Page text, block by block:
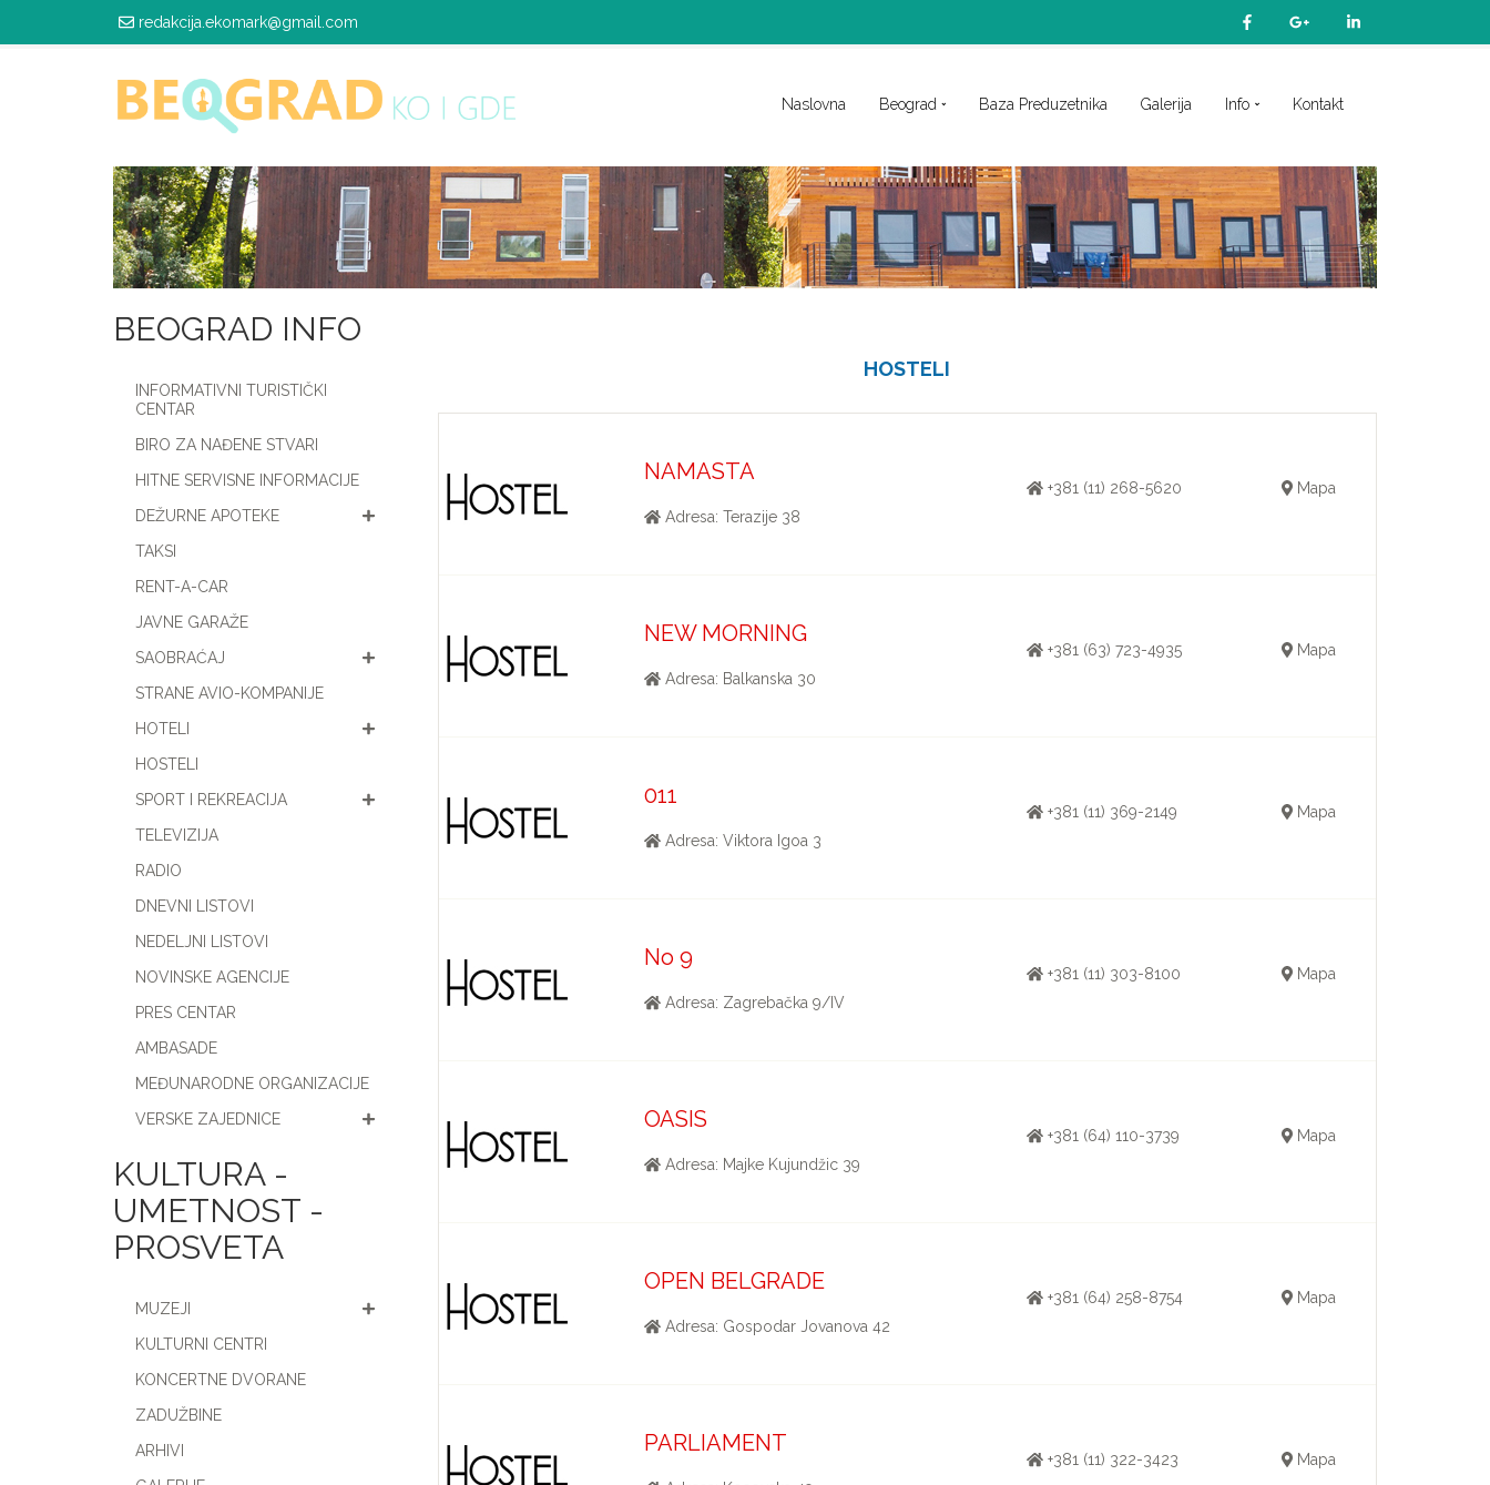
redakcija.ekomark@gmail.com
Naslovna Beograd Baza Preduzetnika Galerija Info Kontakt
BEOGRAD INFO
INFORMATIVNI TURISTIČKI
CENTAR
BIRO ZA NAĐENE STVARI
HITNE SERVISNE INFORMACIJE
DEŽURNE APOTEKE
TAKSI
RENT-A-CAR
JAVNE GARAŽE
SAOBRAĆAJ
STRANE AVIO-KOMPANIJE
HOTELI
HOSTELI
SPORT I REKREACIJA
TELEVIZIJA
RADIO
DNEVNI LISTOVI
NEDELJNI LISTOVI
NOVINSKE AGENCIJE
PRES CENTAR
AMBASADE
MEĐUNARODNE ORGANIZACIJE
VERSKE ZAJEDNICE
KULTURA -
UMETNOST -
PROSVETA
MUZEJI
KULTURNI CENTRI
KONCERTNE DVORANE
ZADUŽBINE
ARHIVI
HOSTELI
NAMASTA
Adresa: Terazije 38
+381 (11) 268-5620 Mapa
NEW MORNING
Adresa: Balkanska 30
+381 (63) 723-4935 Mapa
011
Adresa: Viktora Igoa 3
+381 (11) 369-2149 Mapa
No 9
Adresa: Zagrebačka 9/IV
+381 (11) 303-8100 Mapa
OASIS
Adresa: Majke Kujundžic 39
+381 (64) 110-3739 Mapa
OPEN BELGRADE
Adresa: Gospodar Jovanova 42
+381 (64) 258-8754 Mapa
PARLIAMENT
+381 (11) 322-3423 Mapa